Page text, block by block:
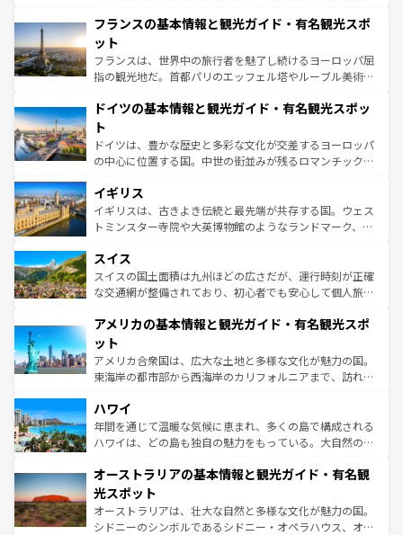
なお、新着のイタリア情報はコンテンツ一覧を参照してほ
しい。
文化が根付くこの国では、情熱的なフラメンコ、熱気あふ
れる闘牛、そして美味しいタパスが生活の一部となってい
る。首都マドリードの洗練された雰囲気や、バルセロナの
アートに溢れた街角から、地方では古代ローマ遺跡や中世
せる。地方によって風土や気候が異なるスペインはその個
ンテンツ一覧 を参照してほしい。
フランスの基本情報と観光ガイド・有名観光スポ
ット
フランスは、世界中の旅行者を魅了し続けるヨーロッパ屈
指の観光地だ。首都パリのエッフェル塔やルーブル美術館
で、幅広い魅力が詰まっている。華麗な宮殿、歴史的な大
聖堂、美しいビーチ、そして豊かな自然が、訪れる者を心
から魅了する。また、フランスは美食の国としても知ら
れ、フランス料理はユネスコ無形文化遺産にも登録されて
香り高いラベンダー畑など、多彩な楽しみ方が可能だ。さ
らに、パリ以外の地域にも魅力が溢れており、どの街角に
も豊かな歴史と文化が息づいている。パリ以外の個性あふ
を参照してほしい。
ドイツの基本情報と観光ガイド・有名観光スポッ
ト
ドイツは、豊かな歴史と多彩な文化が交差するヨーロッパ
の中心に位置する国。中世の街並みが残るロマンチック街
顔を持つこの国は、どこを歩いても飽きることがない。ベ
ルリンの文化的活気、バイエルン州のアルプスの絶景、そ
してライン川沿いのワイン畑といった風景は必見。ビール
は、お酒好きな人にはぜひ体験してほしい。 なお、新着の
ドイツ情報はコンテンツ一覧を参照してほしい。
イギリス
イギリスは、古きよき伝統と最先端が共存する国。ウェス
トミンスター寺院や大英博物館のようなランドマーク、歴
リアごとに異なる魅力がある。また、優雅なアフタヌーン
ティー、ビール好きにはたまらない英国パブ、サッカー観
戦など、本場だからこそできる体験も豊富。イギリスを旅
ンツ一覧を参照してほしい。
スイス
スイスの国土面積は九州ほどの広さだが、運行時刻が正確
な交通網が整備されており、初心者でも安心して個人旅行
の建物がそのまま残る町や、スイスならではのユニークな
博物館もあり、アルプス観光だけでなく町歩きも満喫する
ことができる。国民の所得が高いため物価も高いが、旅行
者向けの交通パス提供のサービスもあり、うまく活用すれ
着のスイス情報は
アメリカの基本情報と観光ガイド・有名観光スポ
ット
アメリカ合衆国は、広大な土地と多様な文化が魅力の国。
東海岸の都市部から西海岸のカリフォルニアまで、訪れる
のような巨大都市は、観光、ショッピング、エンターテイ
ンメントが詰まった刺激的なスポットだ。一方、アメリカ
西部には大自然が広がり、グランドキャニオンやイエロー
部のニューオーリンズでは、音楽と美食が融合した独特の
文化が魅力。旅行者はアメリカの各地域で異なる魅力を楽
しみながら、その多様性と豊かな歴史を感じることができ
るだろう。車でのロードトリップや列車の旅も、アメリカ
ハワイ
年間を通じて温暖な気候に恵まれ、多くの島で構成される
ハワイは、どの島も独自の魅力をもっている。大自然の神
ワイ島は見逃せない。また、定番の観光地といえばオアフ
島だが、静かな自然を求めるならマウイ島やカウアイ島が
おすすめ。エメラルドグリーンに輝く海をはじめ、豊かな
文化や歴史が息づいている。「アロハスピリット」と呼ば
オーストラリアの基本情報と観光ガイド・有名観
光スポット
オーストラリアは、壮大な自然と多様な文化が魅力の国。
シドニーのシンボルであるシドニー・オペラハウス、オー